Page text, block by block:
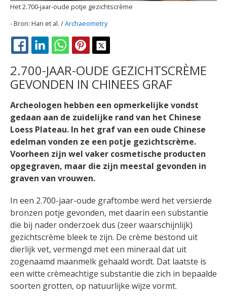
Het 2.700-jaar-oude potje gezichtscrème
Han et al. /Archaeometry
FACEBOOK
LINKEDINWHATSAPPPINTEREST
2.700-JAAR-OUDE GEZICHTSCRÈME
GEVONDEN IN CHINEES GRAF
Archeologen hebben een opmerkelijke vondst
gedaan aan de zuidelijke rand van het Chinese
Loess Plateau. In het graf van een oude Chinese
edelman vonden ze een potje gezichtscrème.
Voorheen zijn wel vaker cosmetische producten
opgegraven, maar die zijn meestal gevonden in
graven van vrouwen.
In een 2.700-jaar-oude graftombe werd het versierde
bronzen potje gevonden, met daarin een substantie
die bij nader onderzoek dus (zeer waarschijnlijk)
gezichtscrème bleek te zijn. De crème bestond uit
dierlijk vet, vermengd met een mineraal dat uit
zogenaamd maanmelk gehaald wordt. Dat laatste is
een witte crèmeachtige substantie die zich in bepaalde
soorten grotten, op natuurlijke wijze vormt.